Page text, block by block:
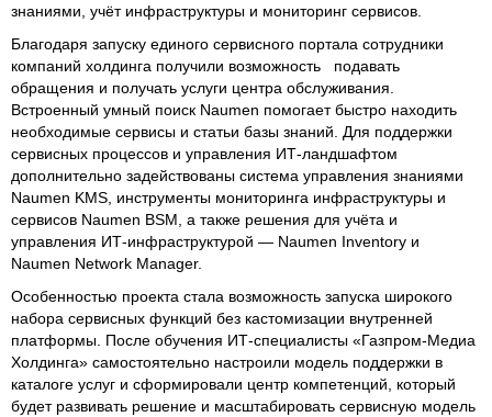
знаниями, учёт инфраструктуры и мониторинг сервисов.
Благодаря запуску единого сервисного портала сотрудники
компаний холдинга получили возможность подавать
обращения и получать услуги центра обслуживания.
Встроенный умный поиск Naumen помогает быстро находить
необходимые сервисы и статьи базы знаний. Для поддержки
сервисных процессов и управления ИТ-ландшафтом
дополнительно задействованы система управления знаниями
Naumen KMS, инструменты мониторинга инфраструктуры и
сервисов Naumen BSM, а также решения для учёта и
управления ИТ-инфраструктурой — Naumen Inventory и
Naumen Network Manager.
Особенностью проекта стала возможность запуска широкого
набора сервисных функций без кастомизации внутренней
платформы. После обучения ИТ-специалисты «Газпром-Медиа
Холдинга» самостоятельно настроили модель поддержки в
каталоге услуг и сформировали центр компетенций, который
будет развивать решение и масштабировать сервисную модель